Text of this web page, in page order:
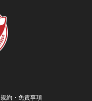
規約・免責事項